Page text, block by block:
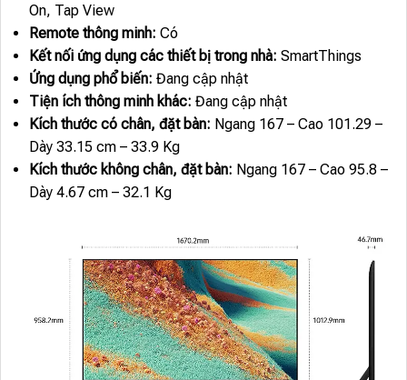
On, Tap View
Remote thông minh: Có
Kết nối ứng dụng các thiết bị trong nhà: SmartThings
Ứng dụng phổ biến: Đang cập nhật
Tiện ích thông minh khác: Đang cập nhật
Kích thước có chân, đặt bàn: Ngang 167 – Cao 101.29 –
Dày 33.15 cm – 33.9 Kg
Kích thước không chân, đặt bàn: Ngang 167 – Cao 95.8 –
Dày 4.67 cm – 32.1 Kg